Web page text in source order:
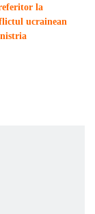
la
ucrainean